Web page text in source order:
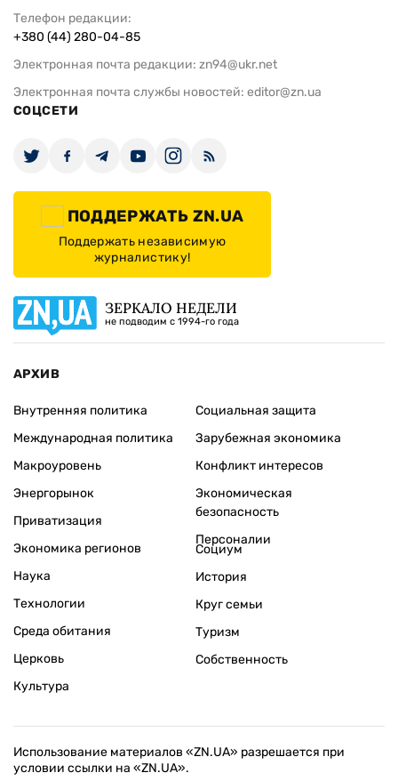
Телефон редакции:
+380 (44) 280-04-85
Электронная почта редакции: zn94@ukr.net
Электронная почта службы новостей: editor@zn.ua
СОЦСЕТИ
ПОДДЕРЖАТЬ ZN.UA
Поддержать независимую
журналистику!
ЗЕРКАЛО НЕДЕЛИ
не подводим с 1994-го года
АРХИВ
Внутренняя политика
Международная политика
Макроуровень
Энергорынок
Приватизация
Экономика регионов
Социальная защита
Зарубежная экономика
Конфликт интересов
Экономическая
безопасность
Персоналии
Наука
Технологии
Среда обитания
Церковь
Культура
Социум
История
Круг семьи
Туризм
Собственность
Использование материалов «ZN.UA» разрешается при
условии ссылки на «ZN.UA».